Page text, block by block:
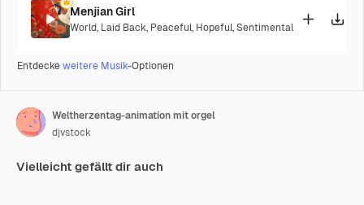
Menjian Girl
World, Laid Back, Peaceful, Hopeful,Sentimental
Entdeckeweitere Musik-Optionen
Weltherzentag-animation mit orgel
djvstock
Vielleicht gefällt dir auch